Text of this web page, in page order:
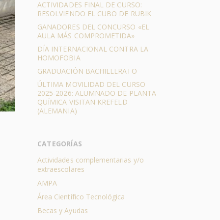
ACTIVIDADES FINAL DE CURSO:
RESOLVIENDO EL CUBO DE RUBIK
GANADORES DEL CONCURSO «EL
AULA MÁS COMPROMETIDA»
DÍA INTERNACIONAL CONTRA LA
HOMOFOBIA
GRADUACIÓN BACHILLERATO
ÚLTIMA MOVILIDAD DEL CURSO
2025-2026: ALUMNADO DE PLANTA
QUÍMICA VISITAN KREFELD
(ALEMANIA)
CATEGORÍAS
Actividades complementarias y/o
extraescolares
AMPA
Área Científico Tecnológica
Becas y Ayudas